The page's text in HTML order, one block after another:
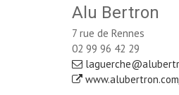
Alu Bertron
7 rue de Rennes
02 99 96 42 29